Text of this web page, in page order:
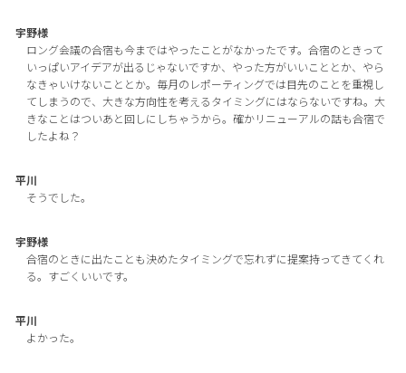
宇野様
ロング会議の合宿も今まではやったことがなかったです。合宿のときって
いっぱいアイデアが出るじゃないですか、やった方がいいこととか、やら
なきゃいけないこととか。毎月のレポーティングでは目先のことを重視し
てしまうので、大きな方向性を考えるタイミングにはならないですね。大
きなことはついあと回しにしちゃうから。確かリニューアルの話も合宿で
したよね？
平川
そうでした。
宇野様
合宿のときに出たことも決めたタイミングで忘れずに提案持ってきてくれ
る。すごくいいです。
平川
よかった。